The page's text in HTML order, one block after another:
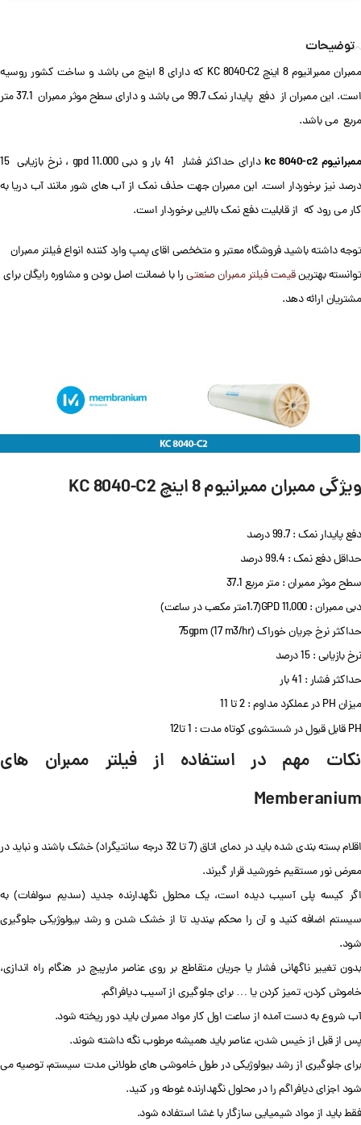
توضیحات
ممبران ممبرانیوم 8 اینچ KC 8040-C2 که دارای 8 اینچ می باشد و ساخت کشور روسیه
است. این ممبران از دفع پایدار نمک 99.7 می باشد و دارای سطح موثر ممبران 37.1 متر
مربع می باشد.
ممبرانیوم kc 8040-c2
دارای حداکثر فشار 41 بار و دبی 11.000 gpd ، نرخ بازیابی 15
درصد نیز برخوردار است. این ممبران جهت حذف نمک از آب های شور مانند آب دریا به
کار می رود که از قابلیت دفع نمک بالایی برخوردار است.
توجه داشته باشید فروشگاه معتبر و متخخصی اقای پمپ وارد کننده انواع فیلتر ممبران
توانسته بهترینقیمت فیلتر ممبران صنعتیرا با ضمانت اصل بودن و مشاوره رایگان برای
مشتریان ارائه دهد.
ویژگی ممبران ممبرانیوم 8 اینچ KC 8040-C2
دفع پایدار نمک : 99.7 درصد
حداقل دفع نمک : 99.4 درصد
سطح موثر ممبران : متر مربع 37.1
دبی ممبران : GPD 11,000(1.7متر مکعب در ساعت)
حداکثر نرخ جریان خوراک 75gpm (17 m3/hr)
نرخ بازیابی : 15 درصد
حداکثر فشار : 41 بار
میزان PH در عملکرد مداوم : 2 تا 11
PH قابل قبول در شستشوی کوتاه مدت : 1 تا12
نکات مهم در استفاده از فیلتر ممبران های
Memberanium
اقلام بسته بندی شده باید در دمای اتاق (7 تا 32 درجه سانتیگراد) خشک باشند و نباید در
معرض نور مستقیم خورشید قرار گیرند.
اگر کیسه پلی آسیب دیده است، یک محلول نگهدارنده جدید (سدیم سولفات) به
سیستم اضافه کنید و آن را محکم ببندید تا از خشک شدن و رشد بیولوژیکی جلوگیری
شود.
بدون تغییر ناگهانی فشار یا جریان متقاطع بر روی عناصر مارپیچ در هنگام راه اندازی،
خاموش کردن، تمیز کردن یا … برای جلوگیری از آسیب دیافراگم.
آب شروع به دست آمده از ساعت اول کار مواد ممبران باید دور ریخته شود.
پس از قبل از خیس شدن، عناصر باید همیشه مرطوب نگه داشته شوند.
برای جلوگیری از رشد بیولوژیکی در طول خاموشی های طولانی مدت سیستم، توصیه می
شود اجزای دیافراگم را در محلول نگهدارنده غوطه ور کنید.
فقط باید از مواد شیمیایی سازگار با غشا استفاده شود.